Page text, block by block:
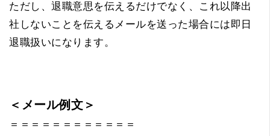
ただし、退職意思を伝えるだけでなく、これ以降出
社しないことを伝えるメールを送った場合には即日
退職扱いになります。
＜メール例文＞
＝＝＝＝＝＝＝＝＝＝＝＝